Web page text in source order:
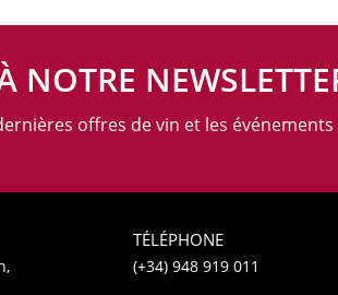
NOTRE
offres de vin et les événements
TÉLÉPHONE
(+34) 948 919 011